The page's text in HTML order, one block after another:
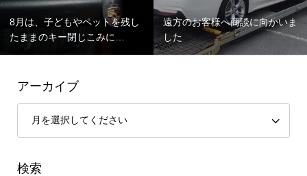
8月は、子どもやペットを残し
たままのキー閉じこみに…
遠方のお客様へ商談に向かいま
した
アーカイブ
検索